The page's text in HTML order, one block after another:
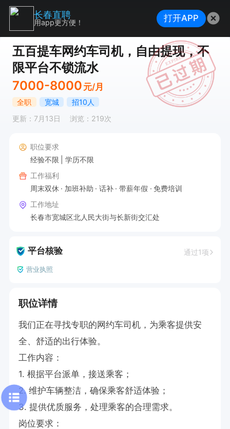
五百提车网约车司机，自由提现，不
限平台不锁流水
7000-8000 元/月
全职 宽城
招10人
更新：7月13日
浏览：219次
职位要求
经验不限
学历不限
工作福利
周末双休
加班补助 话补 带薪年假
免费培训
工作地址
长春市宽城区北人民大街与长新街交汇处
平台核验 通过1项
营业执照
职位详情
我们正在寻找专职的网约车司机，为乘客提供安
全、舒适的出行体验。
工作内容：
1. 根据平台派单，接送乘客；
2. 维护车辆整洁，确保乘客舒适体验；
3. 提供优质服务，处理乘客的合理需求。
岗位要求：
长春直聘
用app更方便！ 打开APP